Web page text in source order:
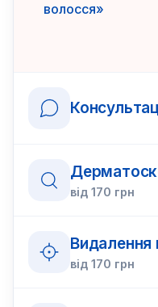
волосся»
від 170 грн
Видалення
від 170 грн